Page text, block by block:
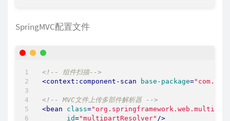
SpringMVC配置文件
<!-- 组件扫描-->
<context:component-scan base-package=
<!-- MVC文件上传多部件解析器 -->
<bean class=
id="multipartResolver" />